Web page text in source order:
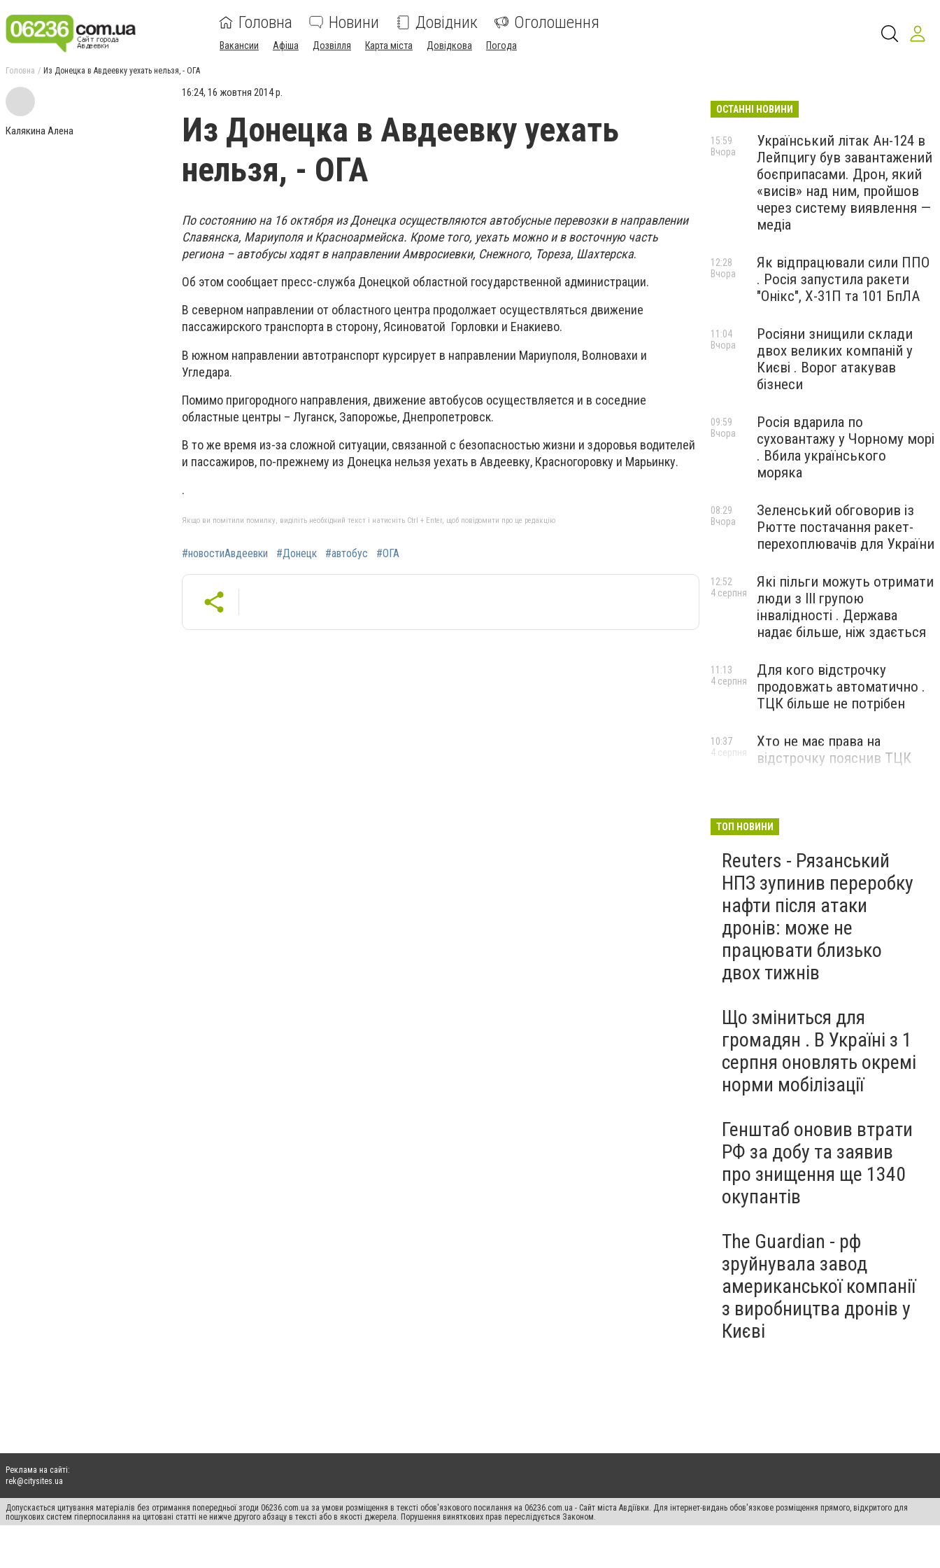
Головна Новини Довідник Оголошення
Вакансии Афіша Дозвілля Карта міста Довідкова Погода
Головна Из Донецка в Авдеевку уехать нельзя, - ОГА
Калякина Алена
16:24, 16 жовтня 2014 р.
Из Донецка в Авдеевку уехать
нельзя, - ОГА
По состоянию на 16 октября из Донецка осуществляются автобусные перевозки в направлении
Славянска, Мариуполя и Красноармейска. Кроме того, уехать можно и в восточную часть
региона – автобусы ходят в направлении Амвросиевки, Снежного, Тореза, Шахтерска.
Об этом сообщает пресс-служба Донецкой областной государственной администрации.
В северном направлении от областного центра продолжает осуществляться движение
пассажирского транспорта в сторону, Ясиноватой Горловки и Енакиево.
В южном направлении автотранспорт курсирует в направлении Мариуполя, Волновахи и
Угледара.
Помимо пригородного направления, движение автобусов осуществляется и в соседние
областные центры – Луганск, Запорожье, Днепропетровск.
В то же время из-за сложной ситуации, связанной с безопасностью жизни и здоровья водителей
и пассажиров, по-прежнему из Донецка нельзя уехать в Авдеевку, Красногоровку и Марьинку.
.
Якщо ви помітили помилку, виділіть необхідний текст і натисніть Ctrl + Enter, щоб повідомити про це редакцію
#новостиАвдеевки #Донецк #автобус #ОГА
ОСТАННІ НОВИНИ
Український літак Ан-124 в
Лейпцигу був завантажений
боєприпасами. Дрон, який
«висів» над ним, пройшов
через систему виявлення —
медіа
15:59
Вчора
Як відпрацювали сили ППО
. Росія запустила ракети
"Онікс", Х-31П та 101 БпЛА
12:28
Вчора
Росіяни знищили склади
двох великих компаній у
Києві . Ворог атакував
бізнеси
11:04
Вчора
Росія вдарила по
суховантажу у Чорному морі
. Вбила українського
моряка
09:59
Вчора
Зеленський обговорив із
Рютте постачання ракет-
перехоплювачів для України
08:29
Вчора
Які пільги можуть отримати
люди з III групою
інвалідності . Держава
надає більше, ніж здається
12:52
4 серпня
Для кого відстрочку
продовжать автоматично .
ТЦК більше не потрібен
11:13
4 серпня
Хто не має права на
відстрочку пояснив ТЦК
10:37
4 серпня
ТОП НОВИНИ
Reuters - Рязанський
НПЗ зупинив переробку
нафти після атаки
дронів: може не
працювати близько
двох тижнів
Що зміниться для
громадян . В Україні з 1
серпня оновлять окремі
норми мобілізації
Генштаб оновив втрати
РФ за добу та заявив
про знищення ще 1340
окупантів
The Guardian - рф
зруйнувала завод
американської компанії
з виробництва дронів у
Києві
Реклама на сайті:
rek@citysites.ua
Допускається цитування матеріалів без отримання попередньої згоди 06236.com.ua за умови розміщення в тексті обов'язкового посилання на 06236.com.ua - Сайт міста Авдіївки. Для інтернет-видань обов'язкове розміщення прямого, відкритого для
пошукових систем гіперпосилання на цитовані статті не нижче другого абзацу в тексті або в якості джерела. Порушення виняткових прав переслідується Законом.